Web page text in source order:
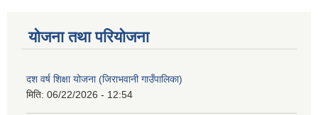
योजना तथा परियोजना
दश वर्ष शिक्षा योजना (जिराभवानी गाउँपालिका)
मिति: 06/22/2026 - 12:54